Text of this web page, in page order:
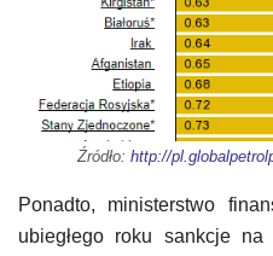
Źródło: http://
Ponadto, ministerstwo
ubiegłego roku sankcje